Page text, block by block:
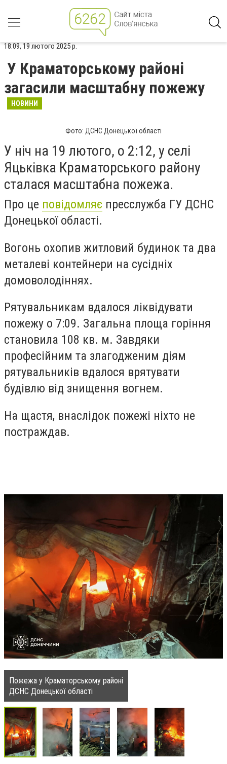
18:09, 19 лютого 2025 р.
У Краматорському районі
загасили масштабну пожежу
НОВИНИ
Фото: ДСНС Донецької області
У ніч на 19 лютого, о 2:12, у селі
Яцьківка Краматорського району
сталася масштабна пожежа.
Про це повідомляє пресслужба ГУ ДСНС
Донецької області.
Вогонь охопив житловий будинок та два
металеві контейнери на сусідніх
домоволодіннях.
Рятувальникам вдалося ліквідувати
пожежу о 7:09. Загальна площа горіння
становила 108 кв. м. Завдяки
професійним та злагодженим діям
рятувальників вдалося врятувати
будівлю від знищення вогнем.
На щастя, внаслідок пожежі ніхто не
постраждав.
Пожежа у Краматорському районі
ДСНС Донецької області